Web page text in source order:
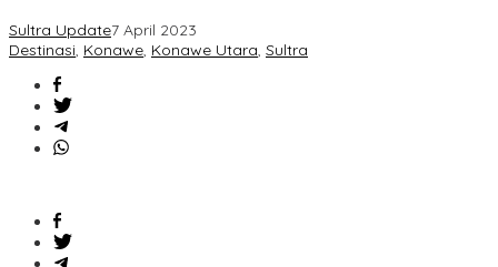
Sultra Update7 April 2023
Destinasi, Konawe, Konawe Utara, Sultra